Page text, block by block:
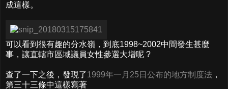
成這樣。
可以看到很有趣的分水嶺，到底1998~2002中間發生甚麼
事，讓直轄市區域議員女性參選大增呢 ?
查了一下之後，發現了1999年一月25日公布的地方制度法 ，
第三十三條中這樣寫著